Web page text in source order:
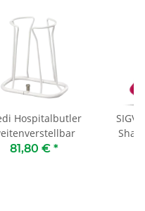
Hospitalbutler
81,80 € *